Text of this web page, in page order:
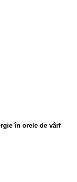
în orele de vârf